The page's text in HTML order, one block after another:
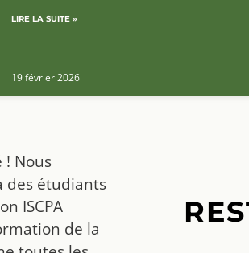
LIRE LA SUITE »
19 février 2026
! Nous
des étudiants
ISCPA
de la